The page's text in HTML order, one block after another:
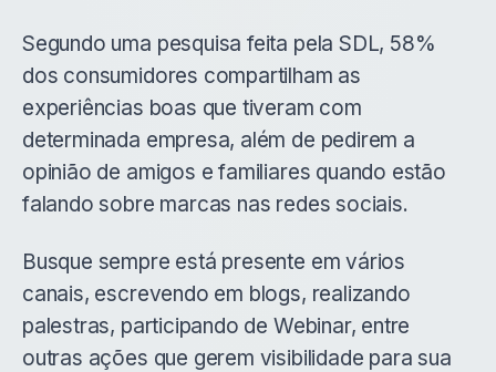
Segundo uma pesquisa feita pela SDL, 58%
dos consumidores compartilham as
experiências boas que tiveram com
determinada empresa, além de pedirem a
opinião de amigos e familiares quando estão
falando sobre marcas nas redes sociais.
Busque sempre está presente em vários
canais, escrevendo em blogs, realizando
palestras, participando de Webinar, entre
outras ações que gerem visibilidade para sua